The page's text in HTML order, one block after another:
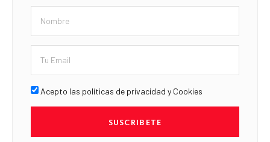
Acepto las políticas de privacidad y Cookies
SUSCRIBETE